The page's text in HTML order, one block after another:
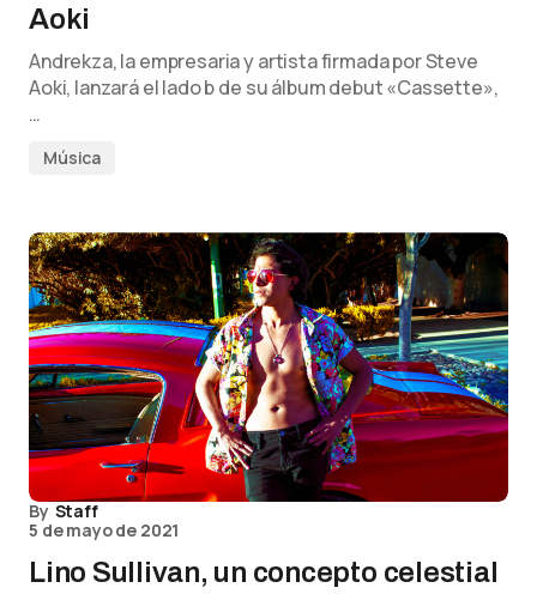
Aoki
Andrekza, la empresaria y artista firmada por Steve
Aoki, lanzará el lado b de su álbum debut «Cassette»,
…
Música
By Staff
5 de mayo de 2021
Lino Sullivan, un concepto celestial